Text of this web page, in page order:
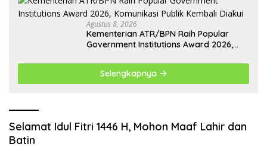
Agustus 8, 2026
Kementerian ATR/BPN Raih Popular
Government Institutions Award 2026,
Selengkapnya
Selamat Idul Fitri 1446 H, Mohon Maaf Lahir dan
Batin